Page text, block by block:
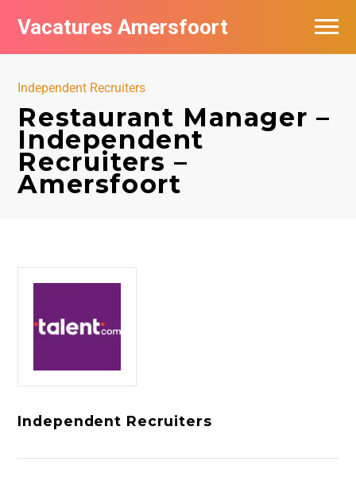
Vacatures Amersfoort
Independent Recruiters
Restaurant Manager –
Independent
Recruiters –
Amersfoort
Independent Recruiters
Vacatures per bedrijf
De populairste vacatures in Amersfoort
Nieuwsbrief feed